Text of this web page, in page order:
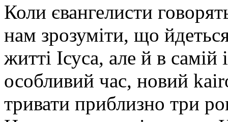
Коли євангелисти
нам зрозуміти, що
житті Ісуса, але й в самій
особливий час, новий
тривати приблизно три